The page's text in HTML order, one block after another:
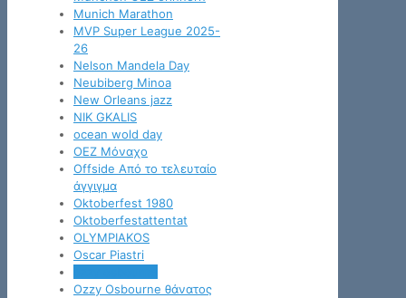
Munich Marathon
MVP Super League 2025-
26
Nelson Mandela Day
Neubiberg Minoa
New Orleans jazz
NIK GKALIS
ocean wold day
OEZ Μόναχο
Offside Από το τελευταίο
άγγιγμα
Oktoberfest 1980
Oktoberfestattentat
OLYMPIAKOS
Oscar Piastri
Ozzy Osbourne θάνατος